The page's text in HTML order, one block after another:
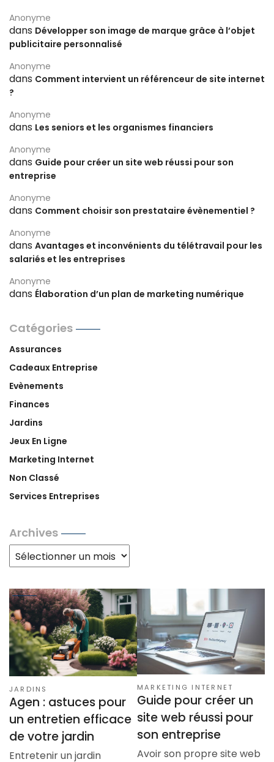
Anonyme
dans Développer son image de marque grâce à l’objet
publicitaire personnalisé
Anonyme
dans Comment intervient un référenceur de site internet
?
Anonyme
dans Les seniors et les organismes financiers
Anonyme
dans Guide pour créer un site web réussi pour son
entreprise
Anonyme
dans Comment choisir son prestataire évènementiel ?
Anonyme
dans Avantages et inconvénients du télétravail pour les
salariés et les entreprises
Anonyme
dans Élaboration d’un plan de marketing numérique
Catégories
Assurances
Cadeaux Entreprise
Evènements
Finances
Jardins
Jeux En Ligne
Marketing Internet
Non Classé
Services Entreprises
Archives
Archives
JARDINS
Agen : astuces pour
un entretien efficace
de votre jardin
Entretenir un jardin
MARKETING INTERNET
Guide pour créer un
site web réussi pour
son entreprise
Avoir son propre site web